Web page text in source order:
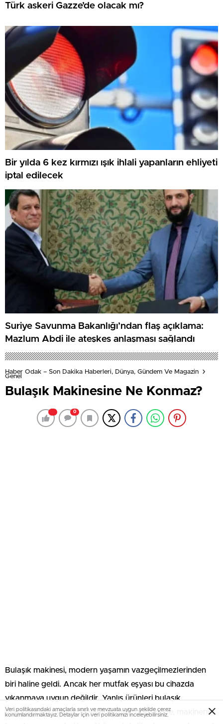
Türk askeri Gazze’de olacak mı?
Bir yılda 6 kez kırmızı ışık ihlali yapanların ehliyeti
iptal edilecek
Suriye Savunma Bakanlığı’ndan flaş açıklama:
Mazlum Abdi ile ateşkes anlaşması sağlandı
Haber Odak – Son Dakika Haberleri, Dünya, Gündem Ve Magazin
Genel
Bulaşık Makinesine Ne Konmaz?
0
Bulaşık makinesi, modern yaşamın vazgeçilmezlerinden
biri haline geldi. Ancak her mutfak eşyası bu cihazda
yıkanmaya uygun değildir. Yanlış ürünleri bulaşık
makinesine koymak; eşyaların zarar görmesine, makinenin
Veri politikasındaki amaçlarla sınırlı ve mevzuata uygun şekilde çerez
konumlandırmaktayız. Detaylar için veri politikamızı inceleyebilirsiniz.